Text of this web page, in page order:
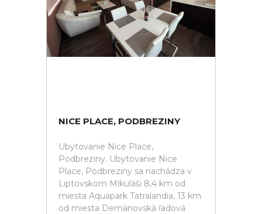
NICE PLACE, PODBREZINY
Ubytovanie Nice Place,
Podbreziny. Ubytovanie Nice
Place, Podbreziny sa nachádza v
Liptovskom Mikuláši 8,4 km od
miesta Aquapark Tatralandia, 13 km
od miesta Demänovská ľadová